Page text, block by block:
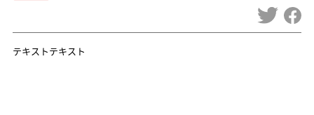
テキストテキスト